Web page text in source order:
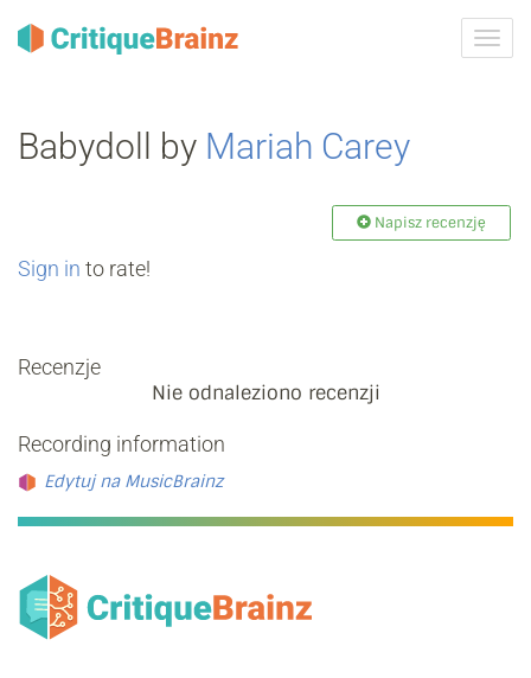
Babydoll by Mariah Carey
Napisz recenzję
Sign in to rate!
Recenzje
Nie odnaleziono recenzji
Recording information
Edytuj na MusicBrainz